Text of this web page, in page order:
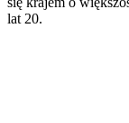
lat 20.